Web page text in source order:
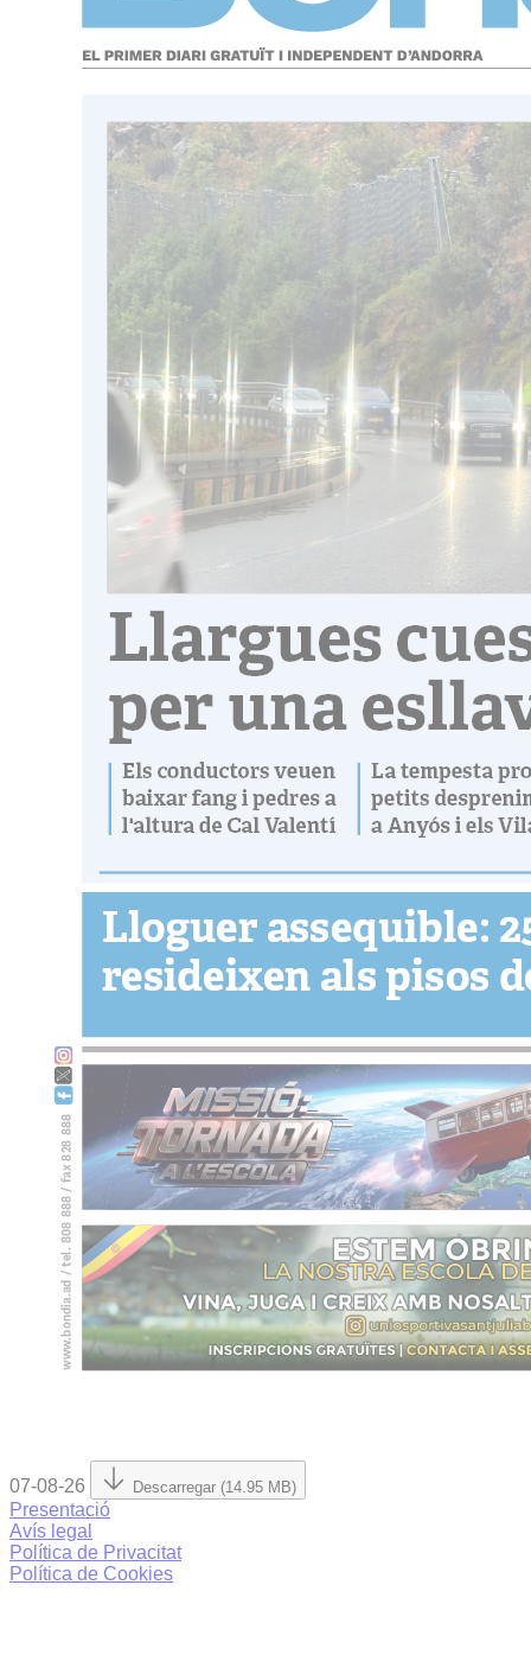
07-08-26 Descarregar (14.95 MB)
Presentació
Avís legal
Política de Privacitat
Política de Cookies